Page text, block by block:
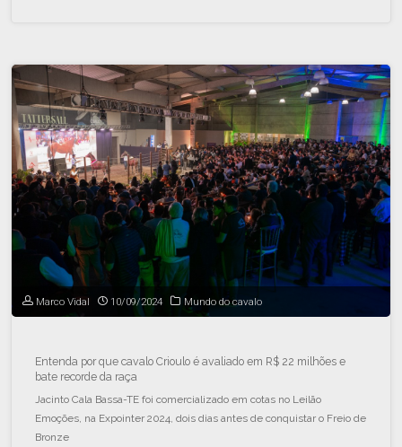
Marco Vidal 10/09/2024 Mundo do cavalo
Entenda por que cavalo Crioulo é avaliado em R$ 22 milhões e
bate recorde da raça
Jacinto Cala Bassa-TE foi comercializado em cotas no Leilão
Emoções, na Expointer 2024, dois dias antes de conquistar o Freio de
Bronze